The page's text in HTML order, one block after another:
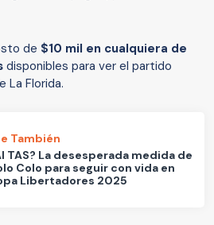
de $10 mil en cualquiera de
disponibles para ver el partido
La Florida.
También
TAS? La desesperada medida de
Colo para seguir con vida en
Libertadores 2025